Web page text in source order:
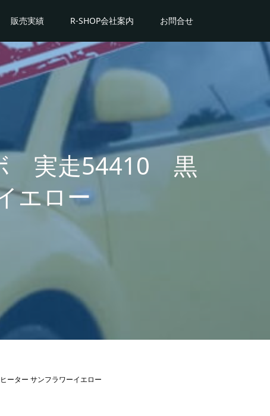
販売実績 R-SHOP会社案内 お問合せ
実走54410 黒
エロー
ター サンフラワーイエロー